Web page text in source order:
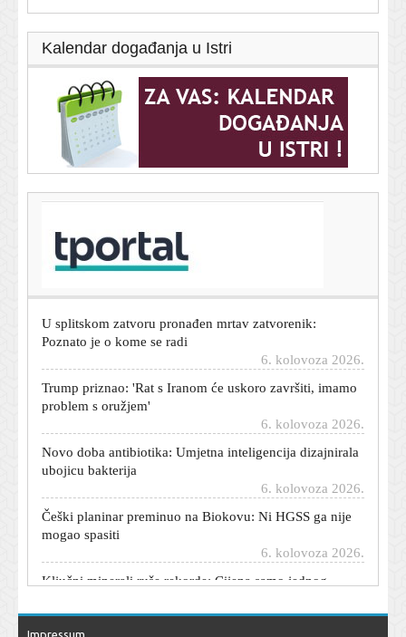
Kalendar događanja u Istri
Dnevni horoskop za 7. kolovoza 2026. - što vam
zvijezde danas donose
Poznato je o kome se radi
problem s oružjem'
ubojicu bakterija
Češki planinar preminuo na Biokovu: Ni HGSS ga nije
mogao spasiti
porasla je za 622 posto
Impressum